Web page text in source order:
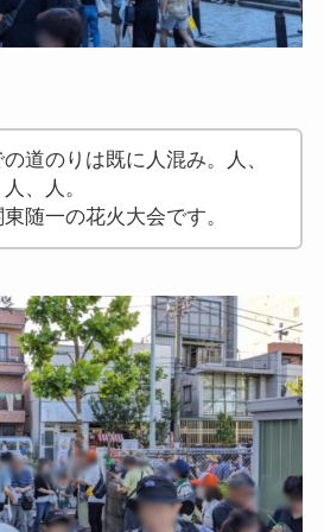
道のりは既に人混み。人、
、人。
随一の花火大会です。